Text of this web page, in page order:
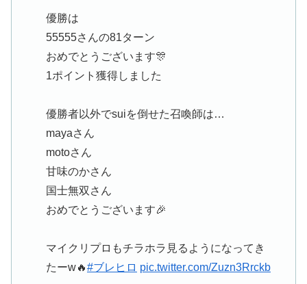
優勝は
55555さんの81ターン
おめでとうございます🎊
1ポイント獲得しました
優勝者以外でsuiを倒せた召喚師は…
mayaさん
motoさん
甘味のかさん
国士無双さん
おめでとうございます🎉
マイクリプロもチラホラ見るようになってき
たーw🔥#ブレヒロ pic.twitter.com/Zuzn3Rrckb